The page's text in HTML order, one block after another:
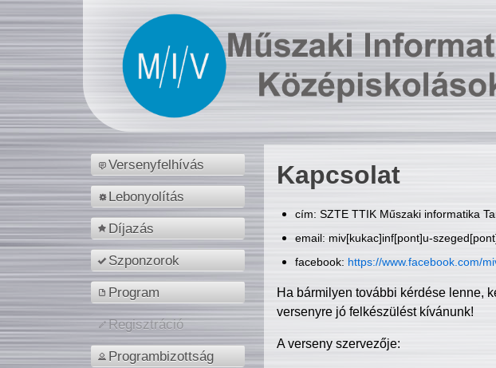
Versenyfelhívás
Lebonyolítás
Díjazás
Szponzorok
Program
Regisztráció
Programbizottság
Kapcsolat
cím: SZTE TTIK Műszaki informatika
email: miv[kukac]inf[pont]u-
facebook: https://www.facebook.com/
Ha bármilyen további kérdése lenne,
versenyre jó felkészülést kívánunk!
A verseny szervezője: